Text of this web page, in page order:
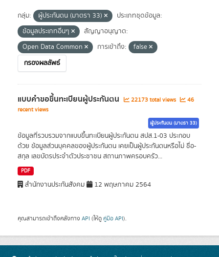
กลุ่ม: ผู้ประกันตน (มาตรา 33)
ประเภทชุดข้อมูล:
ข้อมูลประเภทอื่นๆ
สัญญาอนุญาต:
Open Data Common
การเข้าถึง:
false
กรองผลลัพธ์
แบบคำขอขึ้นทะเบียนผู้ประกันตน 22173 total views
46
recent views
ผู้ประกันตน (มาตรา 33)
ข้อมูลที่รวบรวมจากแบบขึ้นทะเบียนผู้ประกันตน สปส.1-03 ประกอบ
ด้วย ข้อมูลส่วนบุคคลของผู้ประกันตน เคยเป็นผู้ประกันตนหรือไม่ ชื่อ-
สกุล เลขบัตรประจำตัวประชาชน สถานภาพครอบครัว...
PDF
สำนักงานประกันสังคม 12 พฤษภาคม 2564
คุณสามารถเข้าถึงคลังทาง API (ให้ดู คู่มือ API).